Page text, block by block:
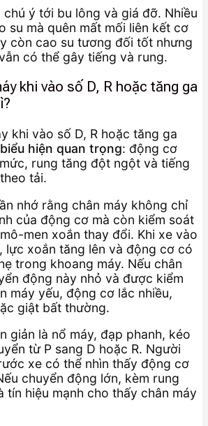
chú ý tới bu lông và giá đỡ. Nhiều
su mà quên mất mối liên kết cơ
còn cao su tương đối tốt nhưng
có thể gây tiếng và rung.
khi vào số D, R hoặc tăng ga
khi vào số D, R hoặc tăng ga
hiện quan trọng: động cơ
rung tăng đột ngột và tiếng
tải.
nhớ rằng chân máy không chỉ
của động cơ mà còn kiểm soát
men xoắn thay đổi. Khi xe vào
lực xoắn tăng lên và động cơ có
trong khoang máy. Nếu chân
động này nhỏ và được kiểm
máy yếu, động cơ lắc nhiều,
giật bất thường.
giản là nổ máy, đạp phanh, kéo
từ P sang D hoặc R. Người
xe có thể nhìn thấy động cơ
chuyển động lớn, kèm rung
tín hiệu mạnh cho thấy chân máy